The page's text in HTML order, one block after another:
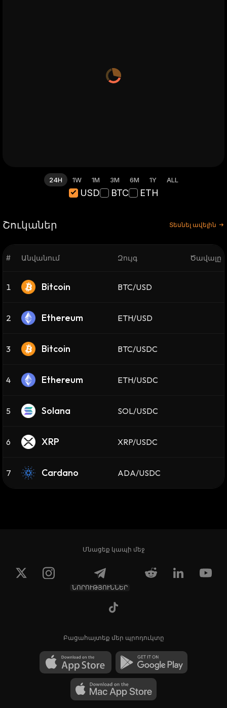
24H 1W 1M 3M 6M 1Y ALL
USD BTC ETH
Շուկաներ Տեսնել ավելին
# Անվանում Զույգ Ծավալը
1 Bitcoin BTC/USD
2 Ethereum ETH/USD
3 Bitcoin BTC/USDC
4 Ethereum ETH/USDC
5 Solana SOL/USDC
6 XRP XRP/USDC
7 Cardano ADA/USDC
Մնացեք կապի մեջ
ՆՈՐՈՒԹՅՈՒՆՆԵՐ
Բացահայտեք մեր պրոդուկտը